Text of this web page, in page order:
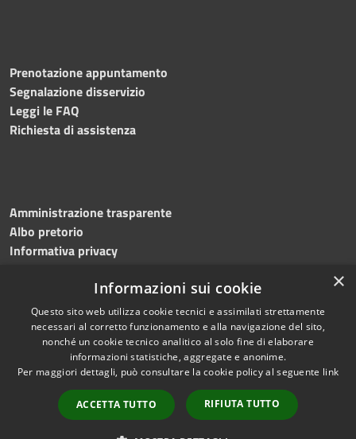
Prenotazione appuntamento
Segnalazione disservizio
Leggi le FAQ
Richiesta di assistenza
Amministrazione trasparente
Albo pretorio
Informativa privacy
Dichiarazione di accessibilità Meccanismo di feedback
RSS
Accessibilità
Copyright © 2026 • Comune di
Bitonto • Powered by
Municipium•
Accesso
redazione
×
Informazioni sui cookie
Questo sito web utilizza cookie tecnici e assimilati strettamente
necessari al corretto funzionamento e alla navigazione del sito,
nonché un cookie tecnico analitico al solo fine di elaborare
informazioni statistiche, aggregate e anonime.
Per maggiori dettagli, può consultare la cookie policy al seguente link
ACCETTA TUTTO RIFIUTA TUTTO